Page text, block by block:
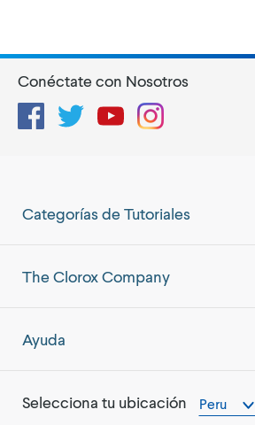
Categorías de Tutoriales
The Clorox Company
Ayuda
Selecciona tu ubicación Peru
Conéctate con Nosotros
FacebookTwitterYouTubeInstagram